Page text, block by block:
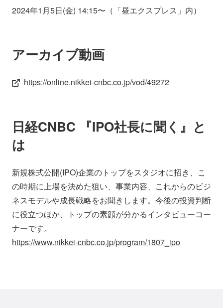
2024年1月5日(金) 14:15〜（「昼エクスプレス」内）
アーカイブ動画
https://online.nikkei-cnbc.co.jp/vod/49272
日経CNBC 『IPO社長に聞く』と
は
新規株式公開(IPO)企業のトップをスタジオに招き、こ
の時期に上場を決めた狙い、事業内容、これからのビジ
ネスモデルや成長戦略をお聞きします。今後の投資判断
に役立つほか、トップの素顔が分かるインタビューコー
ナーです。
https://www.nikkei-cnbc.co.jp/program/1807_ipo